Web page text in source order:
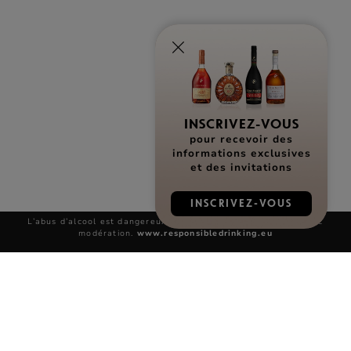
L’abus d’alcool est dangereux pour la santé, à consommer avec
modération. www.responsibledrinking.eu
INSCRIVEZ-VOUS
pour recevoir des
informations exclusives
et des invitations
INSCRIVEZ-VOUS